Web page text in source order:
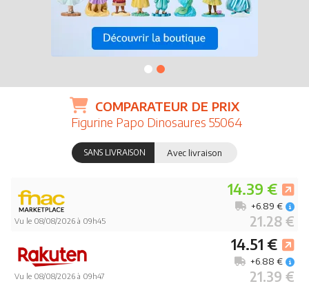
COMPARATEUR DE PRIX
Figurine Papo Dinosaures 55064
SANS LIVRAISON Avec livraison
Vu le 08/08/2026 à 09h45
14.39 €
21.28 €
+6.89 €
Vu le 08/08/2026 à 09h47
14.51 €
21.39 €
+6.88 €